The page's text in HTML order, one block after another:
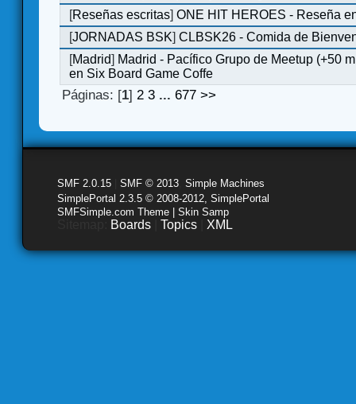
[Reseñas escritas]ONE HIT HEROES - Reseña
[JORNADAS BSK]CLBSK26 - Comida de
[Madrid] Madrid - Pacífico Grupo de Meetup (+50
en Six Board Game Coffe
Páginas: [1]2 3 ...677 >>
SMF 2.0.15 SMF © 2013 Simple Machines
SimplePortal 2.3.5 © 2008-2012, SimplePortal
SMFSimple.com Theme | Skin Samp
Boards Topics XML